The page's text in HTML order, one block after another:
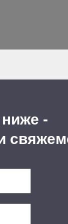
-